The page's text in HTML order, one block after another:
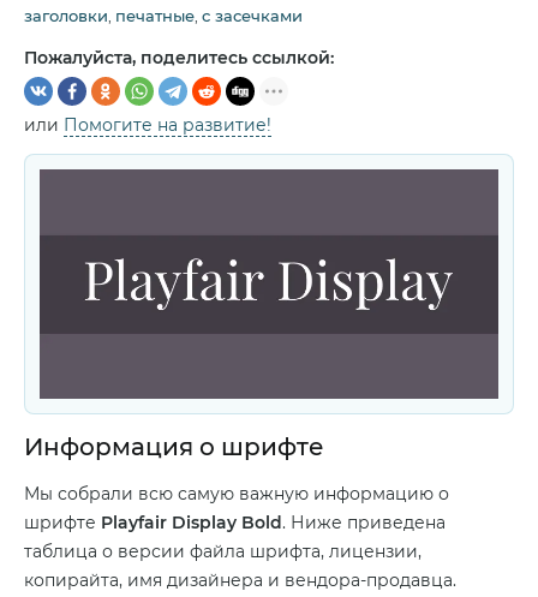
заголовки печатные с засечками
Пожалуйста, поделитесь ссылкой:
или Помогите на развитие!
Информация о шрифте
Мы собрали всю самую важную информацию о
шрифте Playfair Display Bold. Ниже приведена
таблица о версии файла шрифта, лицензии,
копирайта, имя дизайнера и вендора-продавца.